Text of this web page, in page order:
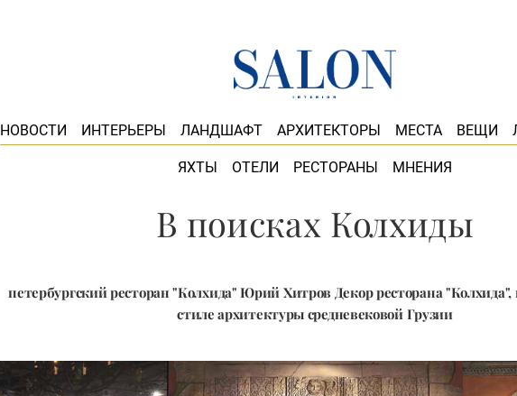
НОВОСТИ ИНТЕРЬЕРЫ ЛАНДШАФТ АРХИТЕКТОРЫ МЕСТА ВЕЩИ
ЯХТЫ ОТЕЛИ РЕСТОРАНЫ МНЕНИЯ
В поисках Колхиды
петербургский ресторан "Колхида" Юрий Хитров Декор ресторана
стиле архитектуры средневековой Грузии